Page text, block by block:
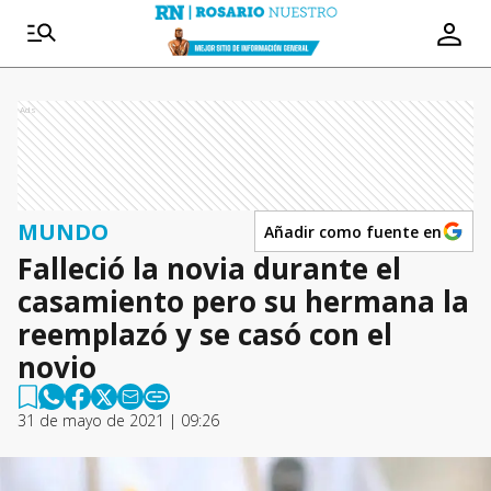
Ads
MUNDO Añadir como fuente en
Falleció la novia durante el
casamiento pero su hermana la
reemplazó y se casó con el
novio
31 de mayo de 2021 | 09:26